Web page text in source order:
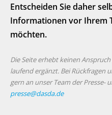
Entscheiden Sie daher
Informationen vor Ihrem
möchten.
Die Seite erhebt keinen
laufend ergänzt. Bei Rückfragen
gern an unser Team der
presse@dasda.de